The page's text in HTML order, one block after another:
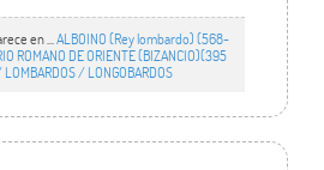
en ... ALBOINO (Rey lombardo) (568-
ROMANO DE ORIENTE (BIZANCIO)(395
/ LONGOBARDOS